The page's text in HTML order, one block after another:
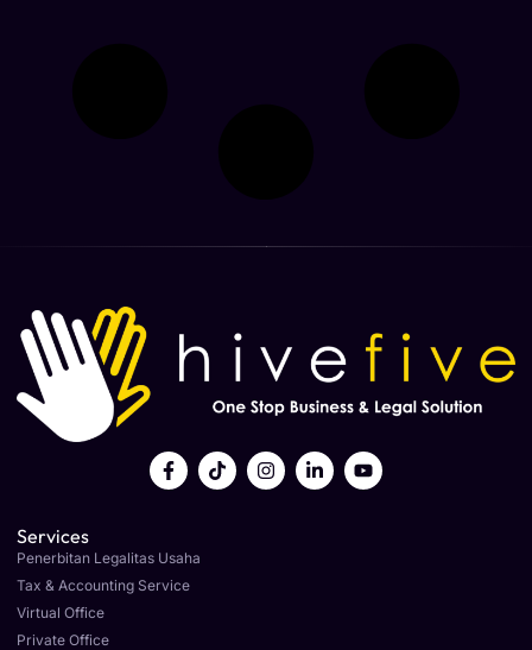
Services
Penerbitan Legalitas Usaha
Tax & Accounting Service
Virtual Office
Private Office